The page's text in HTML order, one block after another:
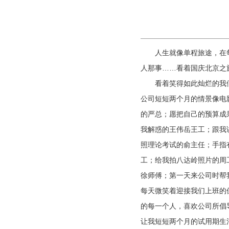
人生就像单程旅途，
人那事……看着国庆北京之
看着笑得如此灿烂的
公司短短两个月的情景像
的严总；愿把自己的预算
我解惑的王伟岳王工；跟
照理论考试的俞主任；手
工；给我拍八达岭照片的
徐师傅；第一天来公司时
每天微笑着迎接我们上班
的每一个人，喜欢公司所
让我短短两个月的试用期